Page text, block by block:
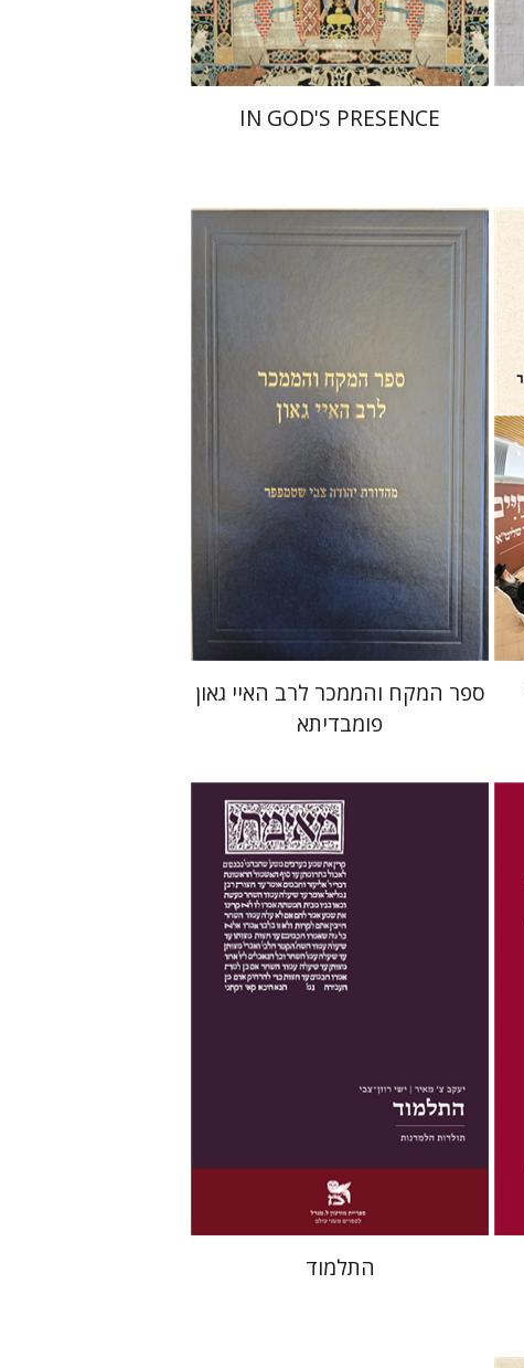
$61
$55
IN GOD'S PRESENCE
הנחת אתר ספר מודפס
$45
ספר המקח והממכר לרב האיי גאון
פומבדיתא
ישי רוזן-צבי
הנחת אתר ספר מודפס
$42
$38
התלמוד